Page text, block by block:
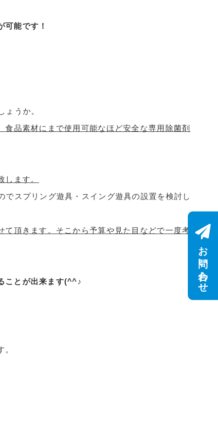
可能です！
うか。
品素材にまで使用可能なほど安全な専用除菌剤
ます。
スプリング遊具・スイング遊具の設置を検討し
頂きます。そこから予算や見た目などで一度考
ことが出来ます(^^♪ お問い合わせ